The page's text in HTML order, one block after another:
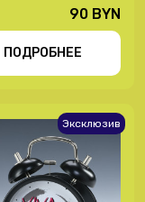
90 BYN
ПОДРОБНЕЕ
Эксклюзив